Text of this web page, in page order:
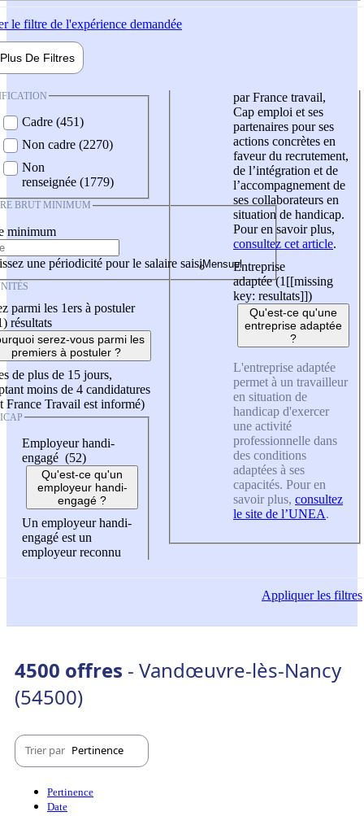
le filtre de l'expérience demandée
Plus De Filtres
Cadre (451)
Non cadre (2270)
Non
renseignée (1779)
BRUT MINIMUM
minimum
une périodicité pour le salaire saisi
parmi les 1ers à postuler
résultats
serez-vous parmi les
premiers à postuler ?
de plus de 15 jours,
moins de 4 candidatures
France Travail est informé)
Employeur handi-
engagé (52)
Qu'est-ce qu'un
employeur handi-
engagé ?
Un employeur handi-
engagé est un
employeur reconnu
par France travail,
Cap emploi et ses
partenaires pour ses
actions concrètes en
faveur du recrutement,
de l’intégration et de
l’accompagnement de
ses collaborateurs en
situation de handicap.
Pour en savoir plus,
consultez cet article.
Entreprise
adaptée (1 [[missing
key: resultats]])
Qu'est-ce qu'une
entreprise adaptée
?
L'entreprise adaptée
permet à un travailleur
en situation de
handicap d'exercer
une activité
professionnelle dans
des conditions
adaptées à ses
capacités. Pour en
savoir plus, consultez
le site de l’UNEA.
Appliquerles filtres
4500 offres - Vandœuvre-lès-Nancy
(54500)
Trier par Pertinence
Pertinence
Date